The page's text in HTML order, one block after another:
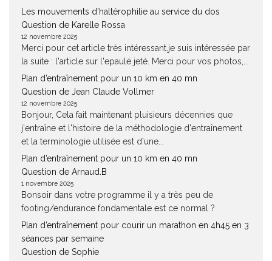
Les mouvements d’haltérophilie au service du dos
Question de Karelle Rossa
12 novembre 2025
Merci pour cet article très intéressant.je suis intéressée par
la suite : l'article sur l'epaulé jeté. Merci pour vos photos,...
Plan d’entraînement pour un 10 km en 40 mn
Question de Jean Claude Vollmer
12 novembre 2025
Bonjour, Cela fait maintenant pluisieurs décennies que
j'entraîne et l'histoire de la méthodologie d'entraînement
et la terminologie utilisée est d'une...
Plan d’entraînement pour un 10 km en 40 mn
Question de Arnaud.B
1 novembre 2025
Bonsoir dans votre programme il y a très peu de
footing/endurance fondamentale est ce normal ?
Plan d’entraînement pour courir un marathon en 4h45 en 3
séances par semaine
Question de Sophie